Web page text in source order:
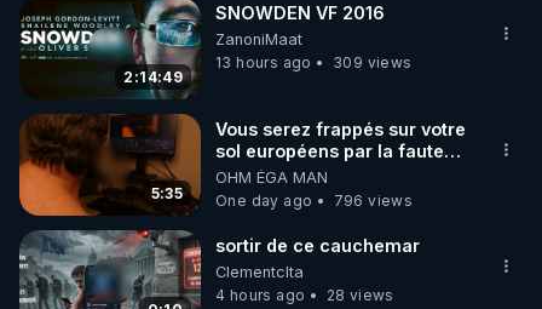
2:14:49
SNOWDEN VF 2016
ZanoniMaat
13 hours ago
309 views
5:35
Vous serez frappés sur votre
sol européens par la faute
des dirigeants qui s'en
mettent dans le nez
OHM ÉGA MAN
One day ago
796 views
sortir de ce cauchemar
Clementclta
4 hours ago
28 views